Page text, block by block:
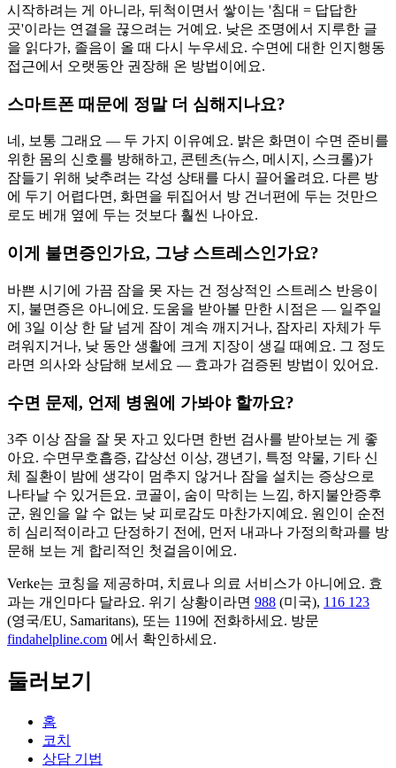
시작하려는 게 아니라, 뒤척이면서 쌓이는 '침대 = 답답한
곳'이라는 연결을 끊으려는 거예요. 낮은 조명에서 지루한 글
을 읽다가, 졸음이 올 때 다시 누우세요. 수면에 대한 인지행동
접근에서 오랫동안 권장해 온 방법이에요.
스마트폰 때문에 정말 더 심해지나요?
네, 보통 그래요 — 두 가지 이유예요. 밝은 화면이 수면 준비를
위한 몸의 신호를 방해하고, 콘텐츠(뉴스, 메시지, 스크롤)가
잠들기 위해 낮추려는 각성 상태를 다시 끌어올려요. 다른 방
에 두기 어렵다면, 화면을 뒤집어서 방 건너편에 두는 것만으
로도 베개 옆에 두는 것보다 훨씬 나아요.
이게 불면증인가요, 그냥 스트레스인가요?
바쁜 시기에 가끔 잠을 못 자는 건 정상적인 스트레스 반응이
지, 불면증은 아니에요. 도움을 받아볼 만한 시점은 — 일주일
에 3일 이상 한 달 넘게 잠이 계속 깨지거나, 잠자리 자체가 두
려워지거나, 낮 동안 생활에 크게 지장이 생길 때예요. 그 정도
라면 의사와 상담해 보세요 — 효과가 검증된 방법이 있어요.
수면 문제, 언제 병원에 가봐야 할까요?
3주 이상 잠을 잘 못 자고 있다면 한번 검사를 받아보는 게 좋
아요. 수면무호흡증, 갑상선 이상, 갱년기, 특정 약물, 기타 신
체 질환이 밤에 생각이 멈추지 않거나 잠을 설치는 증상으로
나타날 수 있거든요. 코골이, 숨이 막히는 느낌, 하지불안증후
군, 원인을 알 수 없는 낮 피로감도 마찬가지예요. 원인이 순전
히 심리적이라고 단정하기 전에, 먼저 내과나 가정의학과를 방
문해 보는 게 합리적인 첫걸음이에요.
Verke는 코칭을 제공하며, 치료나 의료 서비스가 아니에요. 효
과는 개인마다 달라요. 위기 상황이라면 988 (미국), 116 123
(영국/EU, Samaritans), 또는 119에 전화하세요. 방문
findahelpline.com 에서 확인하세요.
둘러보기
홈
코치
상담 기법